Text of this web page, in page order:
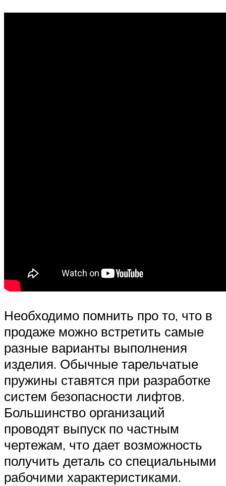
Необходимо помнить про то, что в
продаже можно встретить самые
разные варианты выполнения
изделия. Обычные тарельчатые
пружины ставятся при разработке
систем безопасности лифтов.
Большинство организаций
проводят выпуск по частным
чертежам, что дает возможность
получить деталь со специальными
рабочими характеристиками.